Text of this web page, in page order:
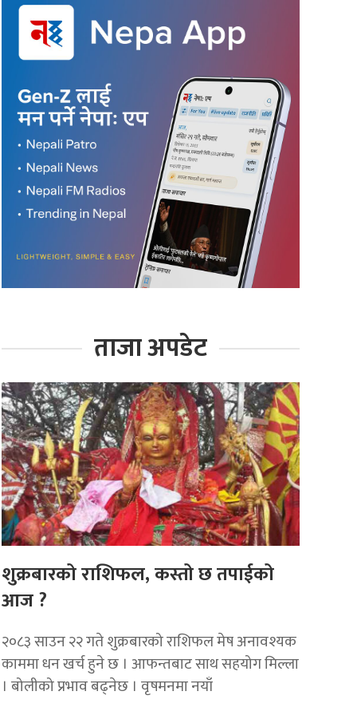
ताजा अपडेट
शुक्रबारको राशिफल, कस्तो छ तपाईको
आज ?
२०८३ साउन २२ गते शुक्रबारको राशिफल मेष अनावश्यक
काममा धन खर्च हुने छ । आफन्तबाट साथ सहयोग मिल्ला
। बोलीको प्रभाव बढ्नेछ । वृषमनमा नयाँ